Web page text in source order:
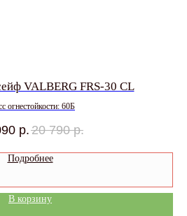
VALBERG FRS-30 CL
огнестойкости: 60Б
р.20 790 р.
Подробнее
В корзину